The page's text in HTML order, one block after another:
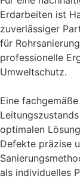
Erdarbeiten ist
zuverlässiger
für
professionelle
Umweltschutz.
Eine
optimalen
Defekte präzise
als individuelles